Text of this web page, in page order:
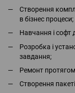
Створення
в бізнес процеси;
Навчання і софт
Розробка і
завдання;
Ремонт
Створення